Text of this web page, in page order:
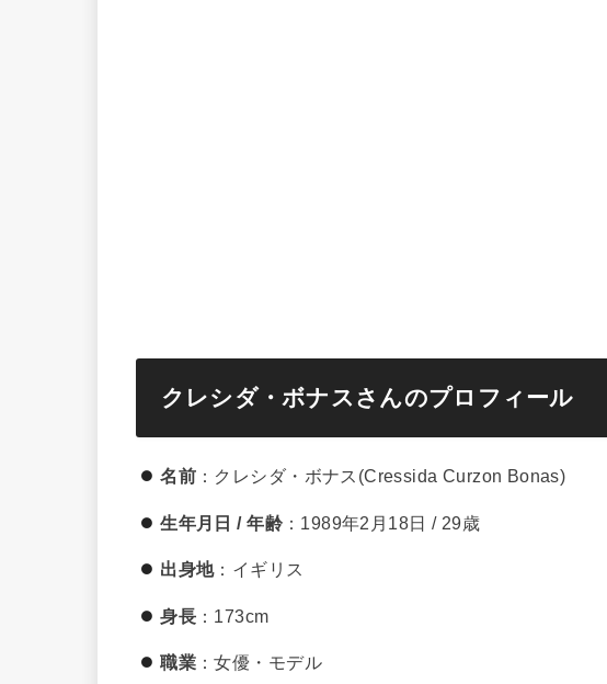
クレシダ・ボナスさんのプロフィール
名前 ：クレシダ・ボナス(Cressida Curzon Bonas)
生年月日 / 年齢：1989年2月18日 / 29歳
出身地：イギリス
身長 ：173cm
職業 ：女優・モデル